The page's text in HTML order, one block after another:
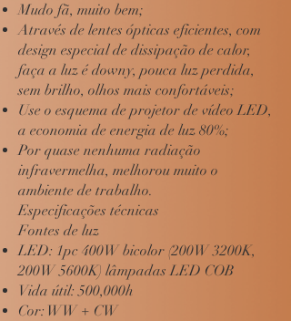
Mudo fã, muito bem;
Através de lentes ópticas eficientes, com
design especial de dissipação de calor,
faça a luz é downy, pouca luz perdida,
sem brilho, olhos mais confortáveis;
Use o esquema de projetor de vídeo LED,
a economia de energia de luz 80%;
Por quase nenhuma radiação
infravermelha, melhorou muito o
ambiente de trabalho.
Especificações técnicas
Fontes de luz
LED: 1pc 400W bicolor (200W 3200K,
200W 5600K) lâmpadas LED COB
Vida útil: 500,000h
Cor: WW + CW